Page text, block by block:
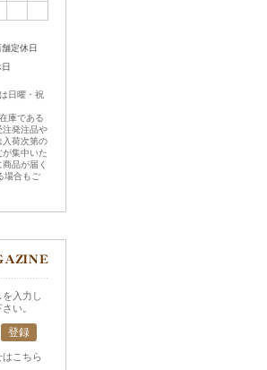
定休日
日曜・祝
庫である
注発注品や
入荷次第の
集中いた
品が届く
場合もご
入力し
い。
こちら